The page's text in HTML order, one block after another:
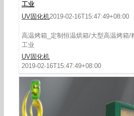
工业
UV固化机2019-02-16T15:47:49+08:00
高温烤箱_定制恒温烘箱/大型高温烤箱/
工业
UV固化机
2019-02-16T15:47:49+08:00